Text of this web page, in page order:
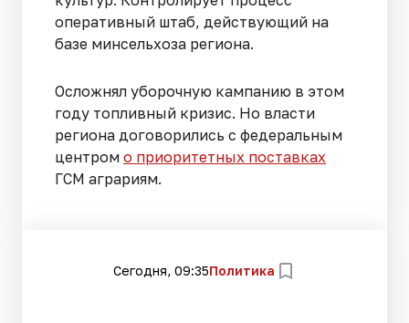
оперативный штаб, действующий на
базе минсельхоза региона.
Осложнял уборочную кампанию в этом
году топливный кризис. Но власти
региона договорились с федеральным
центром о приоритетных поставках
ГСМ аграриям.
Сегодня, 09:35Политика